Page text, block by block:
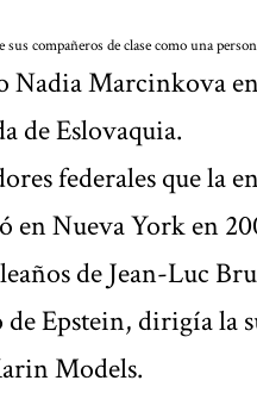
compañeros de clase como una
Marcinkova
de Eslovaquia.
federales que la
en Nueva York en
de Jean-Luc
Epstein, dirigía la
Models.